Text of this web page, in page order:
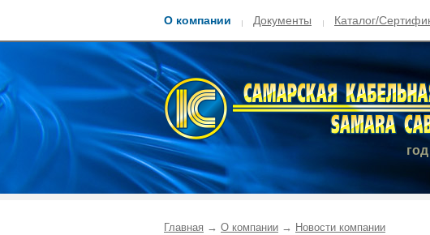
О компании Документы Каталог/
Главная → О компании → Новости компании